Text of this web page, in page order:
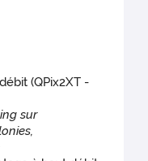
(QPix2XT -
sur